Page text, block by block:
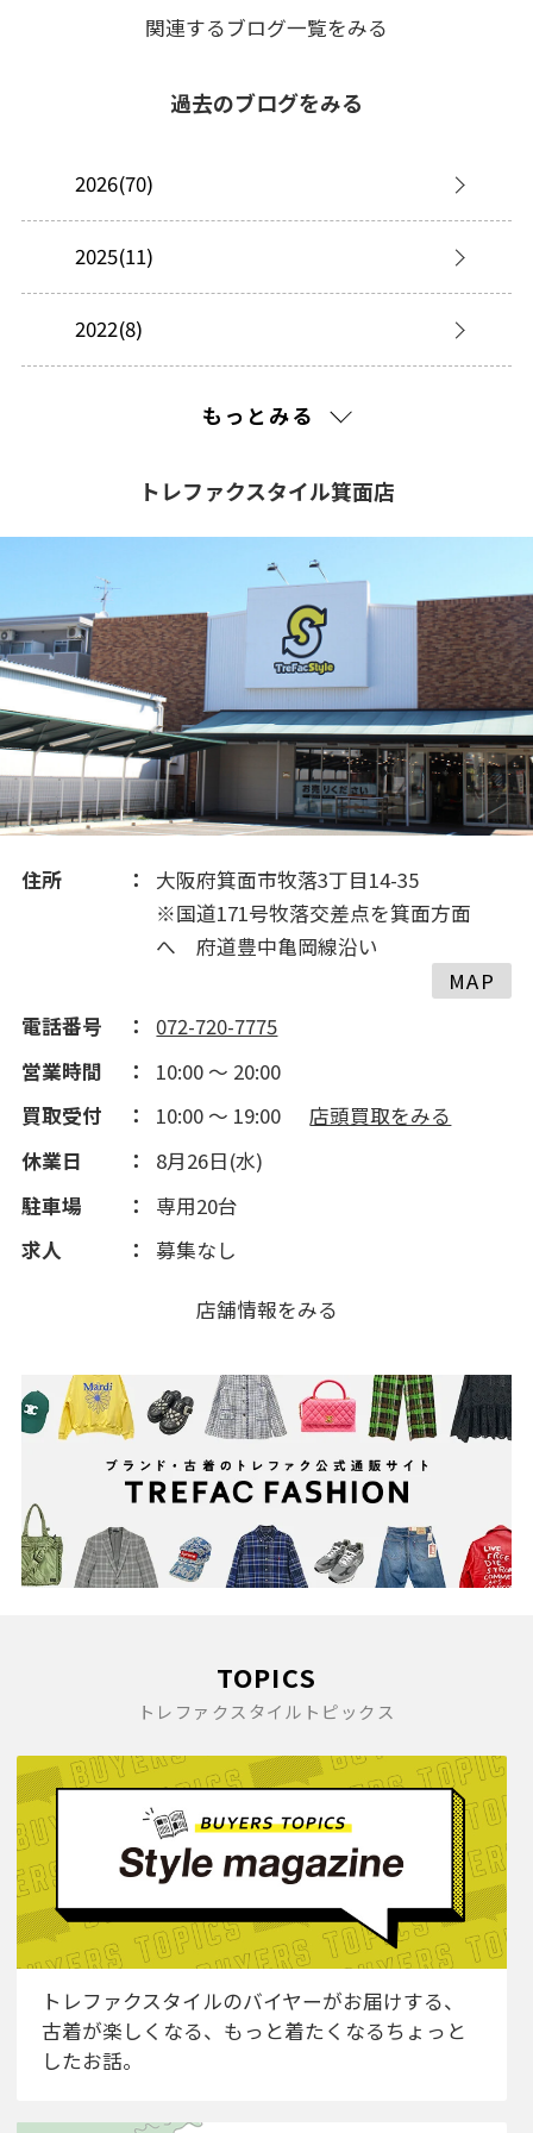
関連するブログ一覧をみる
過去のブログをみる
2026(70)
2025(11)
2022(8)
2019(135)
2018(147)
2017(152)
2016(93)
もっとみる
トレファクスタイル箕面店
住所
大阪府箕面市牧落3丁目14-35
※国道171号牧落交差点を箕面方面
へ 府道豊中亀岡線沿い
MAP
電話番号
072-720-7775
営業時間
10:00 ～ 20:00
買取受付
10:00 ～ 19:00
店頭買取をみる
休業日
8月26日(水)
駐車場
専用20台
求人
募集なし
店舗情報をみる
TOPICS
トレファクスタイルトピックス
トレファクスタイルのバイヤーがお届けする、
古着が楽しくなる、もっと着たくなるちょっと
したお話。